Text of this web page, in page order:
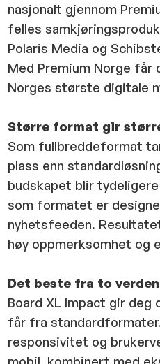
nasjonalt gjennom
felles
Polaris Media og
Med Premium Norge får
Norges største digitale
Større format gir
Som fullbreddeformat
plass enn
budskapet blir
som formatet er
nyhetsfeeden.
høy oppmerksomhet og
Det beste fra to
Board XL Impact gir deg
får fra
responsivitet og